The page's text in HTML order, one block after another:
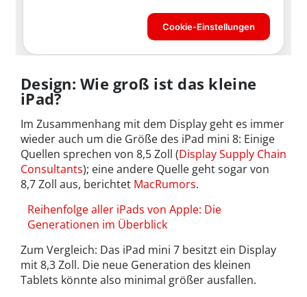
Design: Wie groß ist das kleine
iPad?
Im Zusammenhang mit dem Display geht es immer
wieder auch um die Größe des iPad mini 8: Einige
Quellen sprechen von 8,5 Zoll (Display Supply Chain
Consultants); eine andere Quelle geht sogar von
8,7 Zoll aus, berichtet MacRumors.
Reihenfolge aller iPads von Apple: Die
Generationen im Überblick
Zum Vergleich: Das iPad mini 7 besitzt ein Display
mit 8,3 Zoll. Die neue Generation des kleinen
Tablets könnte also minimal größer ausfallen.